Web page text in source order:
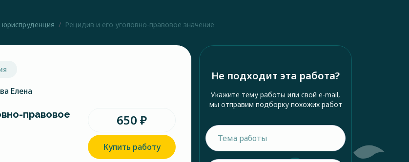
юриспруденция Рецидив и его уголовно-правовое значение
Елена
правовое
650 ₽
Купить работу
Не подходит эта работа?
Укажите тему работы или свой e-mail,
мы отправим подборку похожих работ